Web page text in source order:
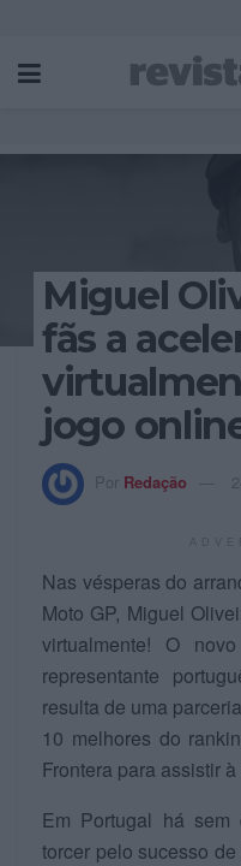
Miguel
fãs a
jogo
Por Redação
Nas vésperas do
Moto GP, Miguel
virtualmente! O
representante
resulta de uma
10 melhores do
Frontera para assistir
Em Portugal há
torcer pelo sucesso